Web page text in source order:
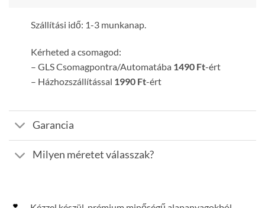
Szállítási idő: 1-3 munkanap.
Kérheted a csomagod:
– GLS Csomagpontra/Automatába 1490 Ft-ért
– Házhozszállítással 1990 Ft-ért
Garancia
Milyen méretet válasszak?